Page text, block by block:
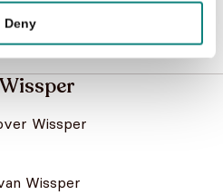
Deny
Wissper
Wissper